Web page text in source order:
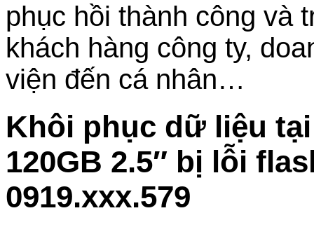
phục hồi thành công và
khách hàng công ty,
viện đến cá nhân…
Khôi phục dữ liệu
120GB 2.5″ bị lỗi
0919.xxx.579